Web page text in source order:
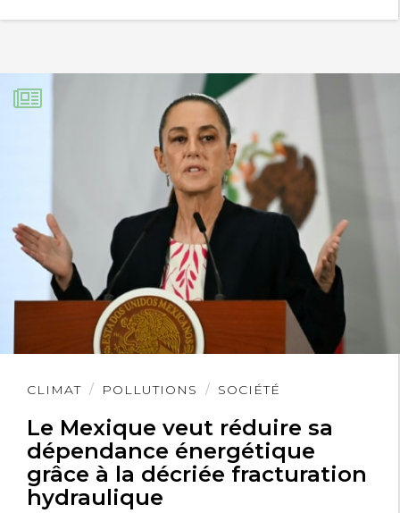
CLIMAT POLLUTIONS SOCIÉTÉ
Le Mexique veut réduire sa
dépendance énergétique
grâce à la décriée fracturation
hydraulique
Lire